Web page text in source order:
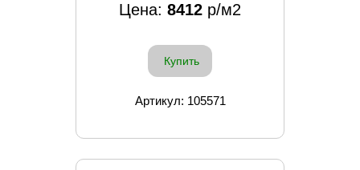
Цена: 8412 р/м2
Купить
Артикул: 105571